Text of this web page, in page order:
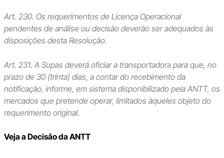
Art. 230. Os requerimentos de Licença Operacional
pendentes de análise ou decisão deverão ser adequados às
disposições desta Resolução.
Art. 231. A Supas deverá oficiar a transportadora para que, no
prazo de 30 (trinta) dias, a contar do recebimento da
notificação, informe, em sistema disponibilizado pela ANTT, os
mercados que pretende operar, limitados àqueles objeto do
requerimento original.
Veja a Decisão da ANTT